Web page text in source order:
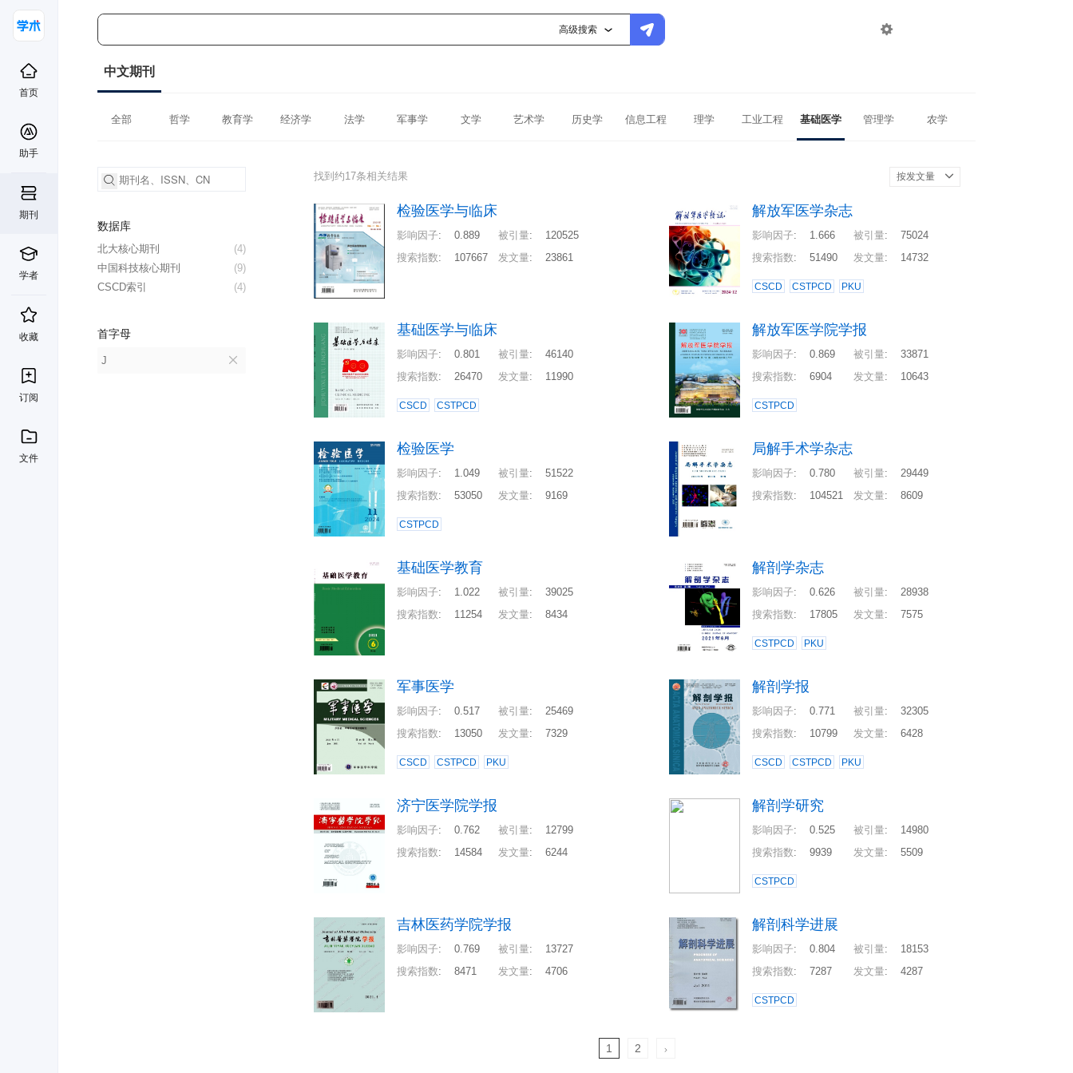
高级搜索 
首页
助手
期刊
学者
收藏
订阅
文件
中文期刊
全部 哲学 教育学 经济学 法学 军事学 文学 艺术学 历史学 信息工程 理学 工业工程 基础医学 管理学 农学
数据库
(4)
北大核心期刊
(9)
中国科技核心期刊
(4)
CSCD索引
首字母
J
找到约17条相关结果 按发文量
检验医学与临床
影响因子: 0.889 被引量:
120525
搜索指数: 107667 发文量: 23861
解放军医学杂志
影响因子: 1.666 被引量:
75024
搜索指数: 51490 发文量: 14732
CSCD CSTPCD PKU
基础医学与临床
影响因子: 0.801 被引量:
46140
搜索指数: 26470 发文量: 11990
CSCD CSTPCD
解放军医学院学报
影响因子: 0.869 被引量:
33871
搜索指数: 6904 发文量: 10643
CSTPCD
检验医学
影响因子: 1.049 被引量:
51522
搜索指数: 53050 发文量: 9169
CSTPCD
局解手术学杂志
影响因子: 0.780 被引量:
29449
搜索指数: 104521 发文量: 8609
基础医学教育
影响因子: 1.022 被引量:
39025
搜索指数: 11254 发文量: 8434
解剖学杂志
影响因子: 0.626 被引量:
28938
搜索指数: 17805 发文量: 7575
CSTPCD PKU
军事医学
影响因子: 0.517 被引量:
25469
搜索指数: 13050 发文量: 7329
CSCD CSTPCD PKU
解剖学报
影响因子: 0.771 被引量:
32305
搜索指数: 10799 发文量: 6428
CSCD CSTPCD PKU
济宁医学院学报
影响因子: 0.762 被引量:
12799
搜索指数: 14584 发文量: 6244
解剖学研究
影响因子: 0.525 被引量:
14980
搜索指数: 9939 发文量: 5509
CSTPCD
吉林医药学院学报
影响因子: 0.769 被引量:
13727
搜索指数: 8471 发文量: 4706
解剖科学进展
影响因子: 0.804 被引量:
18153
搜索指数: 7287 发文量: 4287
CSTPCD
1 2 